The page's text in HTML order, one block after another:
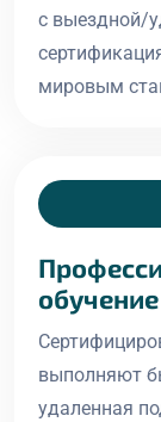
с выездной/
мировым
обучение
выполняют
удаленная